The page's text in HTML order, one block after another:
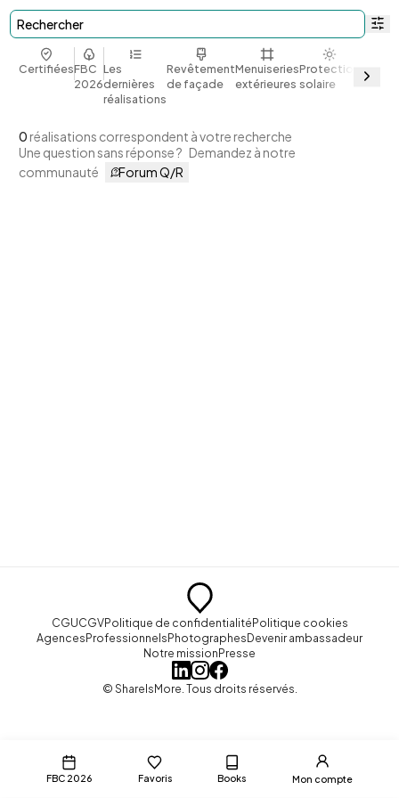
FBC 2026 Favoris Books Mon compte
Rechercher
CertifiéesFBC
2026
Les
dernières
réalisations
Revêtement
de façade
Menuiseries
extérieures
Protection
solaire
Bio et
0 réalisations correspondent à votre recherche
Une question sans réponse ? Demandez à notre
communauté
Forum Q/R
CGUCGVPolitique de confidentialitéPolitique cookies
AgencesProfessionnelsPhotographesDevenir ambassadeur
Notre missionPresse
© ShareIsMore. Tous droits réservés.